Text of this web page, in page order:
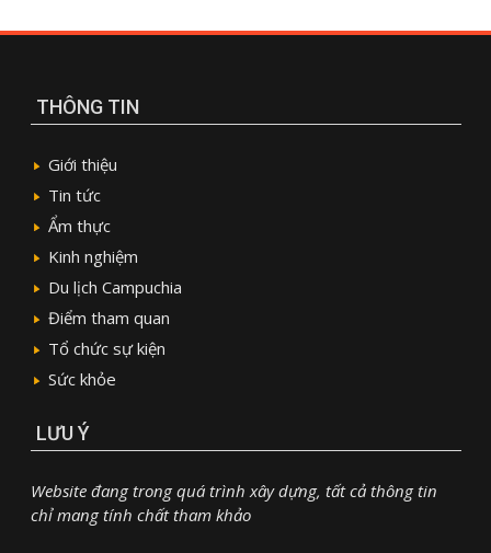
THÔNG TIN
Giới thiệu
Tin tức
Ẩm thực
Kinh nghiệm
Du lịch Campuchia
Điểm tham quan
Tổ chức sự kiện
Sức khỏe
LƯU Ý
Website đang trong quá trình xây dựng, tất cả thông tin
chỉ mang tính chất tham khảo